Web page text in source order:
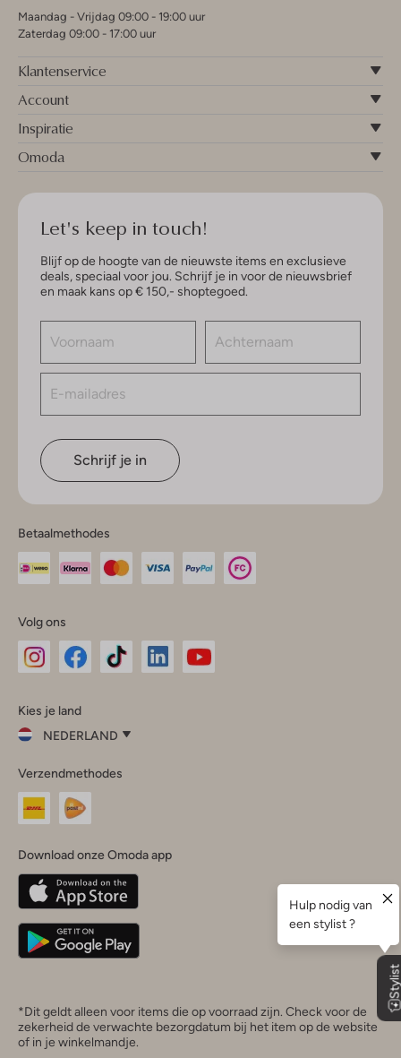
Maandag - Vrijdag 09:00 - 19:00 uur
Zaterdag 09:00 - 17:00 uur
Klantenservice
Account
Inspiratie
Omoda
Let's keep in touch!
Blijf op de hoogte van de nieuwste items en exclusieve
deals, speciaal voor jou. Schrijf je in voor de nieuwsbrief
en maak kans op € 150,- shoptegoed.
Schrijf je in
Betaalmethodes
Volg ons
InstagramFacebook
Kies je land
NEDERLAND
je
land
Nederland
Belgique(Français)
Deutschland
Verzendmethodes
Download onze Omoda app
*Dit geldt alleen voor items die op voorraad zijn. Check voor de
zekerheid de verwachte bezorgdatum bij het item op de website
of in je winkelmandje.